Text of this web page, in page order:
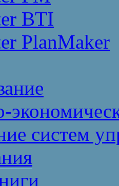
BTI
PlanMaker
систем